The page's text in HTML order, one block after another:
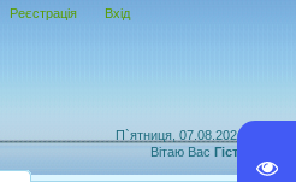
П`ятниця, 07.08.2026, 21:23
Вітаю Вас Гість
Реєстрація Вхід